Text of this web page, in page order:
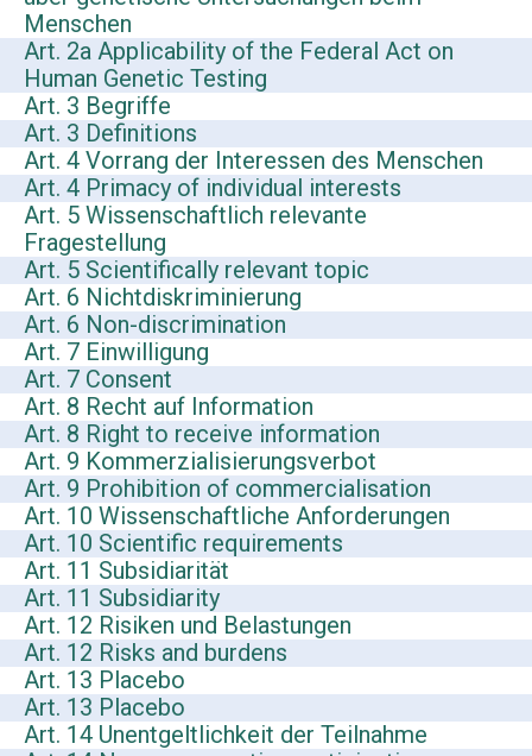
Menschen
Art. 2a Applicability of the Federal Act on
Human Genetic Testing
Art. 3 Begriffe
Art. 3 Definitions
Art. 4 Vorrang der Interessen des Menschen
Art. 4 Primacy of individual interests
Art. 5 Wissenschaftlich relevante
Fragestellung
Art. 5 Scientifically relevant topic
Art. 6 Nichtdiskriminierung
Art. 6 Non-discrimination
Art. 7 Einwilligung
Art. 7 Consent
Art. 8 Recht auf Information
Art. 8 Right to receive information
Art. 9 Kommerzialisierungsverbot
Art. 9 Prohibition of commercialisation
Art. 10 Wissenschaftliche Anforderungen
Art. 10 Scientific requirements
Art. 11 Subsidiarität
Art. 11 Subsidiarity
Art. 12 Risiken und Belastungen
Art. 12 Risks and burdens
Art. 13 Placebo
Art. 13 Placebo
Art. 14 Unentgeltlichkeit der Teilnahme